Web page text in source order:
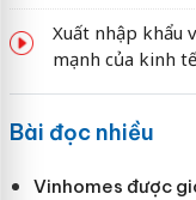
Xuất nhập khẩu
mạnh của kinh
Bài đọc nhiều
Vinhomes được